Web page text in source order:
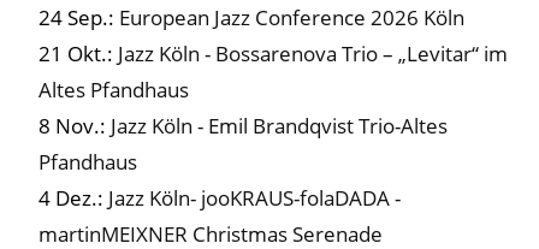
24 Sep.: European Jazz Conference 2026 Köln
21 Okt.: Jazz Köln - Bossarenova Trio – „Levitar“ im
Altes Pfandhaus
8 Nov.: Jazz Köln - Emil Brandqvist Trio-Altes
Pfandhaus
4 Dez.: Jazz Köln- jooKRAUS-folaDADA -
martinMEIXNER Christmas Serenade